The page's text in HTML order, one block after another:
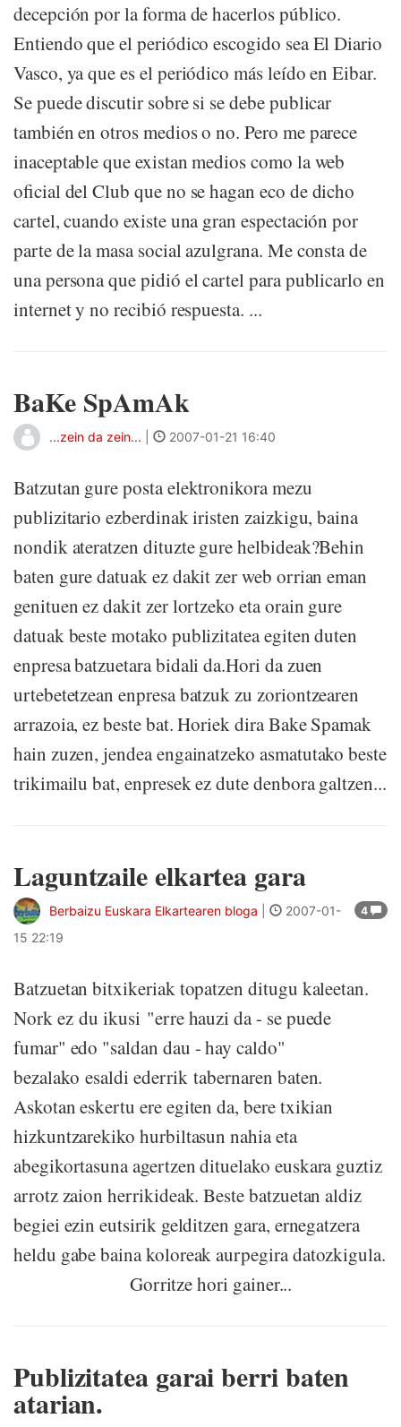
decepción por la forma de hacerlos público.
Entiendo que el periódico escogido sea El Diario
Vasco, ya que es el periódico más leído en Eibar.
Se puede discutir sobre si se debe publicar
también en otros medios o no. Pero me parece
inaceptable que existan medios como la web
oficial del Club que no se hagan eco de dicho
cartel, cuando existe una gran espectación por
parte de la masa social azulgrana. Me consta de
una persona que pidió el cartel para publicarlo en
internet y no recibió respuesta. ...
BaKe SpAmAk
...zein da zein... 2007-01-21 16:40
Batzutan gure posta elektronikora mezu
publizitario ezberdinak iristen zaizkigu, baina
nondik ateratzen dituzte gure helbideak?Behin
baten gure datuak ez dakit zer web orrian eman
genituen ez dakit zer lortzeko eta orain gure
datuak beste motako publizitatea egiten duten
enpresa batzuetara bidali da.Hori da zuen
urtebetetzean enpresa batzuk zu zoriontzearen
arrazoia, ez beste bat. Horiek dira Bake Spamak
hain zuzen, jendea engainatzeko asmatutako beste
trikimailu bat, enpresek ez dute denbora galtzen...
Laguntzaile elkartea gara
4
Berbaizu Euskara Elkartearen bloga
2007-01-
15 22:19
Batzuetan bitxikeriak topatzen ditugu kaleetan.
Nork ez du ikusi "erre hauzi da - se puede
fumar" edo "saldan dau - hay caldo"
bezalako esaldi ederrik tabernaren baten.
Askotan eskertu ere egiten da, bere txikian
hizkuntzarekiko hurbiltasun nahia eta
abegikortasuna agertzen dituelako euskara guztiz
arrotz zaion herrikideak. Beste batzuetan aldiz
begiei ezin eutsirik gelditzen gara, ernegatzera
heldu gabe baina koloreak aurpegira datozkigula.
Gorritze hori gainer...
Publizitatea garai berri baten
atarian.